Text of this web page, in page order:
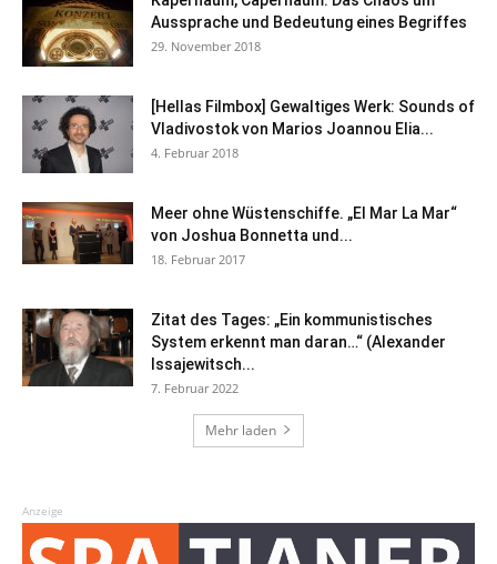
Aussprache und Bedeutung eines Begriffes
29. November 2018
[Hellas Filmbox] Gewaltiges Werk: Sounds of
Vladivostok von Marios Joannou Elia...
4. Februar 2018
Meer ohne Wüstenschiffe. „El Mar La Mar“
von Joshua Bonnetta und...
18. Februar 2017
Zitat des Tages: „Ein kommunistisches
System erkennt man daran…“ (Alexander
Issajewitsch...
7. Februar 2022
Mehr laden
Anzeige